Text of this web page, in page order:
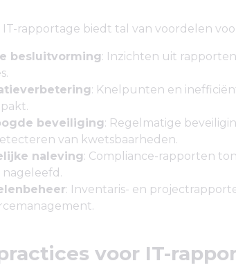
IT-rapportage biedt tal van voordelen
besluitvorming: Inzichten uit
: Knelpunten en
beveiliging: Regelmatige
van kwetsbaarheden.
naleving: Compliance-rapporten
: Inventaris- en
voor IT-